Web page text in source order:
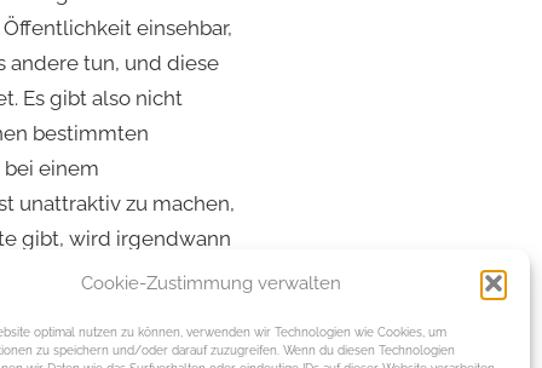
Cookie-Zustimmung verwalten
optimal nutzen zu können, verwenden wir Technologien wie Cookies, um
zu speichern und/oder darauf zuzugreifen. Wenn du diesen Technologien
einsehbar,
andere tun, und diese
Es gibt also nicht
bestimmten
bei einem
unattraktiv zu machen,
gibt, wird irgendwann
liegen.
Beitrag